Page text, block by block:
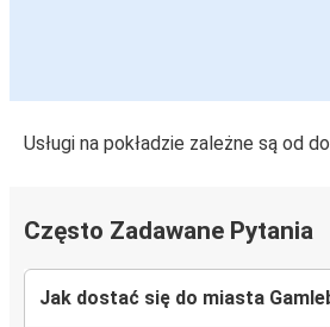
Usługi na pokładzie zależne są od
Często Zadawane Pytania
Jak dostać się do miasta